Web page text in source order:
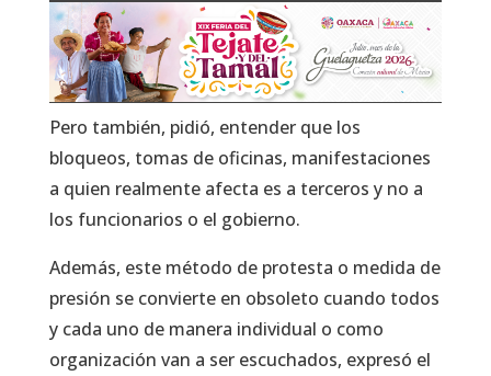
Pero también, pidió, entender que los
bloqueos, tomas de oficinas, manifestaciones
a quien realmente afecta es a terceros y no a
los funcionarios o el gobierno.
Además, este método de protesta o medida de
presión se convierte en obsoleto cuando todos
y cada uno de manera individual o como
organización van a ser escuchados, expresó el